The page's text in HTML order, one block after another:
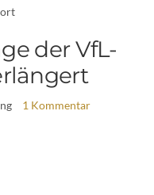
der VfL-
1 Kommentar